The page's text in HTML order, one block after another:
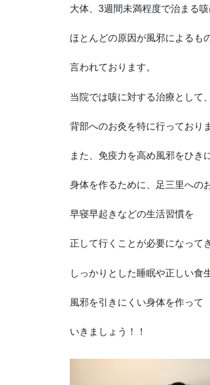
大体、 3週間未満程度で治まる咳
ほとんどの原因が風邪によるも
言われております。
当院では咳に対する治療として、
背部へのお灸を特に行っており
また、免疫力を高め風邪をひき
身体を作るために、足三里への
早寝早起きなどの生活習慣を
正して行くことが必要になって
しっかりとした睡眠や正しい食
風邪を引きにくい身体を作って
いきましょう！！